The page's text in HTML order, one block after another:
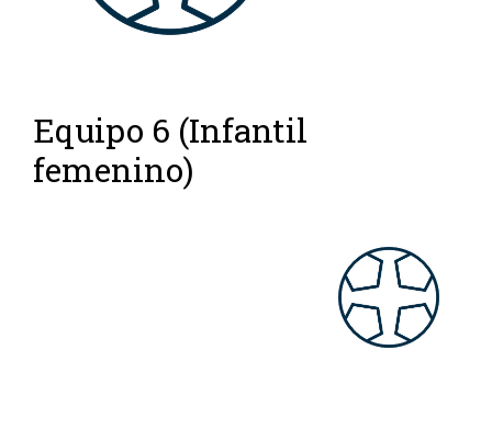
Equipo 6 (Infantil
femenino)